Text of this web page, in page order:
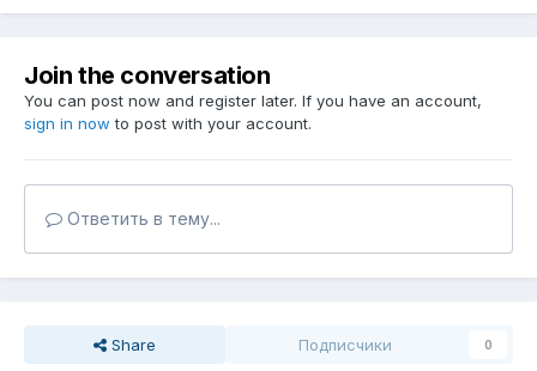
Join the conversation
You can post now and register later. If you have an account,
sign in now to post with your account.
Ответить в тему...
Share Подписчики 0